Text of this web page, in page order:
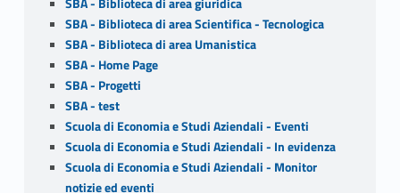
SBA - Biblioteca di area Scientifica - Tecnologica
SBA - Biblioteca di area Umanistica
SBA - Home Page
SBA - Progetti
SBA - test
Scuola di Economia e Studi Aziendali - Eventi
Scuola di Economia e Studi Aziendali - In evidenza
Scuola di Economia e Studi Aziendali - Monitor
notizie ed eventi